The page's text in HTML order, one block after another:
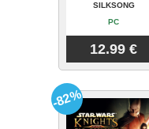
SILKSONG
PC
12.99 €
-82%